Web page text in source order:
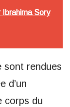
Sory
sont rendues
d’un
corps du